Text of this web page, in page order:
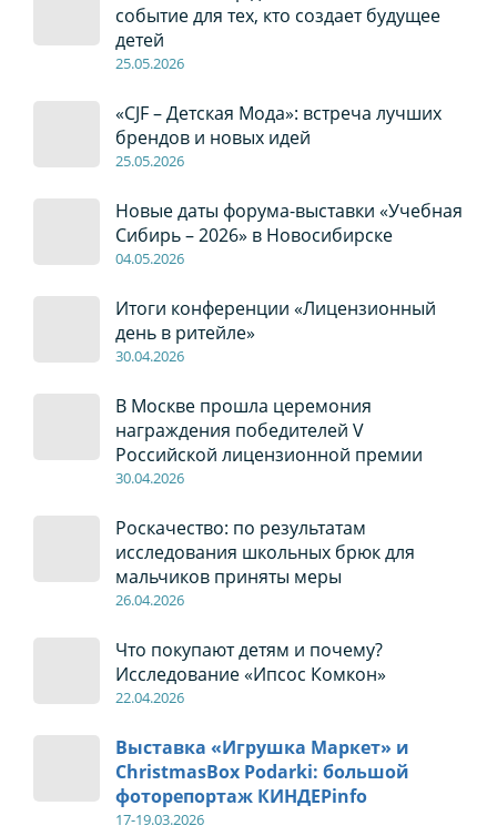
событие для тех, кто создает будущее
детей
25.05.2026
«CJF – Детская Мода»: встреча лучших
брендов и новых идей
25.05.2026
Новые даты форума-выставки «Учебная
Сибирь – 2026» в Новосибирске
04.05.2026
Итоги конференции «Лицензионный
день в ритейле»
30.04.2026
В Москве прошла церемония
награждения победителей V
Российской лицензионной премии
30.04.2026
Роскачество: по результатам
исследования школьных брюк для
мальчиков приняты меры
26.04.2026
Что покупают детям и почему?
Исследование «Ипсос Комкон»
22.04.2026
Выставка «Игрушка Маркет» и
ChristmasBox Podarki: большой
фоторепортаж КИНДЕРinfo
17-19.03.2026